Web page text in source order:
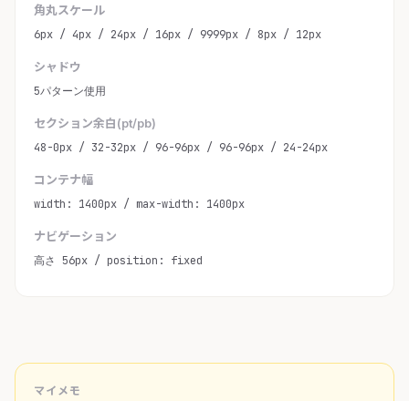
角丸スケール
6px / 4px / 24px / 16px / 9999px / 8px / 12px
シャドウ
5パターン使用
セクション余白(pt/pb)
48-0px / 32-32px / 96-96px / 96-96px / 24-24px
コンテナ幅
width: 1400px / max-width: 1400px
ナビゲーション
高さ 56px / position: fixed
マイメモ